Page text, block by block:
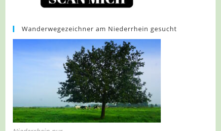
Wanderwegezeichner am Niederrhein gesucht